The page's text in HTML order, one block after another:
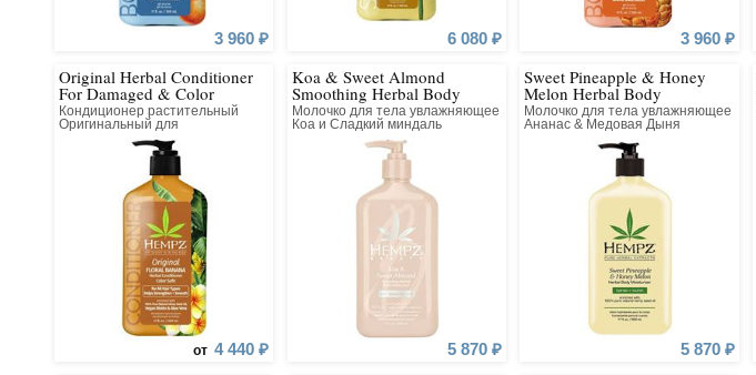
3 960 ₽ 6 080 ₽ 3 960 ₽
Original Herbal Conditioner
For Damaged & Color
Treated Hair
Кондиционер растительный
Оригинальный для
поврежденных окрашенных
от 4 440 ₽
Koa & Sweet Almond
Smoothing Herbal Body
Moisturizer
Молочко для тела увлажняющее
Коа и Сладкий миндаль
5 870 ₽
Sweet Pineapple & Honey
Melon Herbal Body
Moisturizer
Молочко для тела увлажняющее
Ананас & Медовая Дыня
5 870 ₽